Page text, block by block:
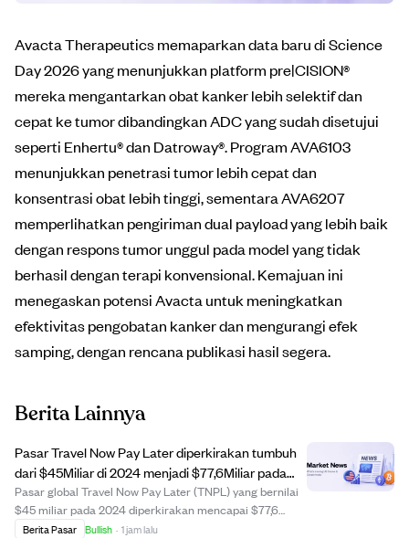
Avacta Therapeutics memaparkan data baru di Science
Day 2026 yang menunjukkan platform pre|CISION®
mereka mengantarkan obat kanker lebih selektif dan
cepat ke tumor dibandingkan ADC yang sudah disetujui
seperti Enhertu® dan Datroway®. Program AVA6103
menunjukkan penetrasi tumor lebih cepat dan
konsentrasi obat lebih tinggi, sementara AVA6207
memperlihatkan pengiriman dual payload yang lebih baik
dengan respons tumor unggul pada model yang tidak
berhasil dengan terapi konvensional. Kemajuan ini
menegaskan potensi Avacta untuk meningkatkan
efektivitas pengobatan kanker dan mengurangi efek
samping, dengan rencana publikasi hasil segera.
Berita Lainnya
Pasar Travel Now Pay Later diperkirakan tumbuh
dari $45Miliar di 2024 menjadi $77,6Miliar pada
2030.
Pasar global Travel Now Pay Later (TNPL) yang bernilai
$45 miliar pada 2024 diperkirakan mencapai $77,6
miliar pada 2030 dengan pertumbuhan CAGR 9,5%.
Berita Pasar Bullish · 1 jam lalu